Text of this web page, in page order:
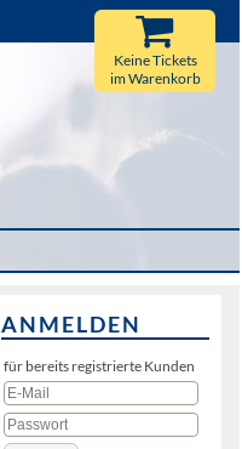
Keine Tickets
im Warenkorb
ANMELDEN
für bereits registrierte Kunden